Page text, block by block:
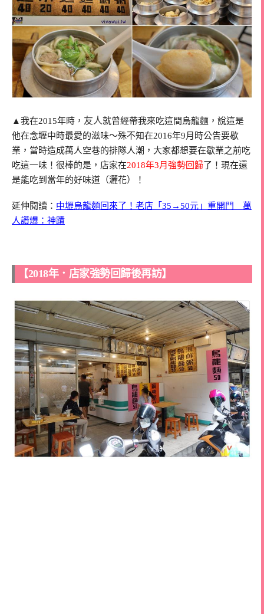
▲我在2015年時， 友人就曾經帶我來吃這間烏龍麵，說這是
他在念壢中時最愛的滋味～殊不知在2016年9月時公告要歇
業，當時造成萬人空巷的排隊人潮，大家都想要在歇業之前吃
吃這一味！很棒的是，店家在2018年3月強勢回歸了！現在還
是能吃到當年的好味道（灑花）！
延伸閱讀： 中壢烏龍麵回來了！老店「35→50元」重開門 萬
人讚爆：神蹟
【2018年．店家強勢回歸後再訪】